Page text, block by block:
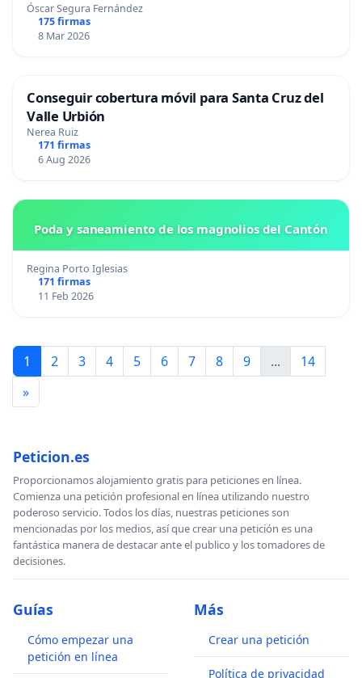
Óscar Segura Fernández
175 firmas
8 Mar 2026
Conseguir cobertura móvil para Santa Cruz del
Valle Urbión
Nerea Ruiz
171 firmas
6 Aug 2026
Poda y saneamiento de los magnolios del Cantón
Regina Porto Iglesias
171 firmas
11 Feb 2026
1 2 3 4 5 6 7 8 9 ...
14
»
Peticion.es
Proporcionamos alojamiento gratis para peticiones en línea.
Comienza una petición profesional en línea utilizando nuestro
poderoso servicio. Todos los días, nuestras peticiones son
mencionadas por los medios, así que crear una petición es una
fantástica manera de destacar ante el publico y los tomadores de
decisiones.
Guías
Cómo empezar una
petición en línea
Más
Crear una petición
Política de privacidad